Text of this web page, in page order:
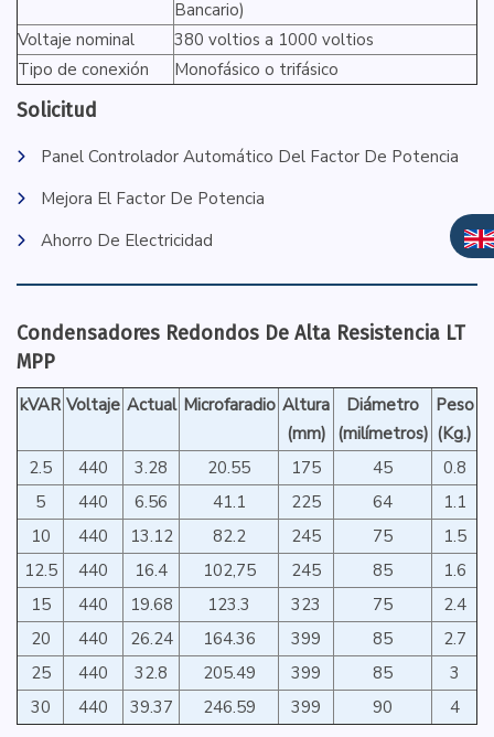
Bancario)
Voltaje nominal
380 voltios a 1000 voltios
Tipo de conexión
Monofásico o trifásico
Solicitud
Panel Controlador Automático Del Factor De Potencia
Mejora El Factor De Potencia
Ahorro De Electricidad
Condensadores Redondos De Alta Resistencia LT
MPP
kVAR Voltaje Actual Microfaradio Altura
(mm)
Diámetro
(milímetros)
Peso
(Kg.)
2.5
440 3.28 20.55 175 45
0.8
5
440 6.56 41.1 225 64
1.1
10
440 13.12 82.2 245 75
1.5
12.5
440 16.4 102,75 245 85
1.6
15
440 19.68 123.3 323 75
2.4
20
440 26.24 164.36 399 85
2.7
25
440 32.8 205.49 399 85
3
30
440 39.37 246.59 399 90 4